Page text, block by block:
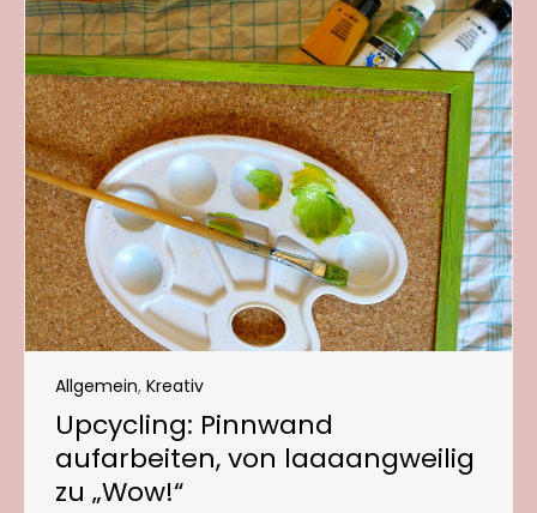
Allgemein, Kreativ
Upcycling: Pinnwand
aufarbeiten, von laaaangweilig
zu „Wow!“